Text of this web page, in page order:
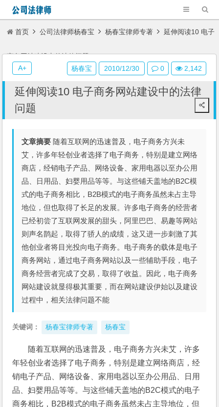
首页 公司法律师杨春宝 杨春宝律师专著 延伸阅读10 电子
商务网站建设中的法律问题
延伸阅读10 电子商务网站建设中的法律
问题
文章摘要 随着互联网的迅速普及，电子商务方兴未
艾，许多年轻创业者选择了电子商务，特别是建立网络
商店，经销电子产品、网络设备、家用电器以至办公用
品、日用品、妇婴用品等等。与这些铺天盖地的B2C模
式的电子商务相比，B2B模式的电子商务虽然未占主导
地位，但也取得了长足的发展。许多电子商务的经营者
已经初尝了互联网发展的甜头，阿里巴巴、易趣等网站
则声名鹊起，取得了骄人的成绩，这又进一步刺激了其
他创业者将目光投向电子商务。电子商务的载体是电子
商务网站，通过电子商务网站以及一些辅助手段，电子
商务经营者完成了交易，取得了收益。因此，电子商务
网站建设就显得极其重要，而在网站建设伊始以及建设
过程中，相关法律问题不能
关键词： 杨春宝律师专著 杨春宝
随着互联网的迅速普及，电子商务方兴未艾，许多
年轻创业者选择了电子商务，特别是建立网络商店，经
销电子产品、网络设备、家用电器以至办公用品、日用
品、妇婴用品等等。与这些铺天盖地的B2C模式的电子
商务相比，B2B模式的电子商务虽然未占主导地位，但
杨春宝 2010/12/30 0 2,142
A+